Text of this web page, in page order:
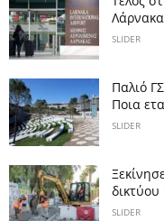
SLIDER
Παλιό
Ποια
SLIDER
SLIDER